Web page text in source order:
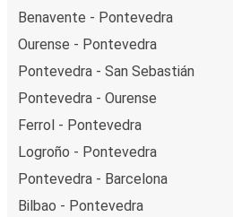
Benavente - Pontevedra
Ourense - Pontevedra
Pontevedra - San Sebastián
Pontevedra - Ourense
Ferrol - Pontevedra
Logroño - Pontevedra
Pontevedra - Barcelona
Bilbao - Pontevedra